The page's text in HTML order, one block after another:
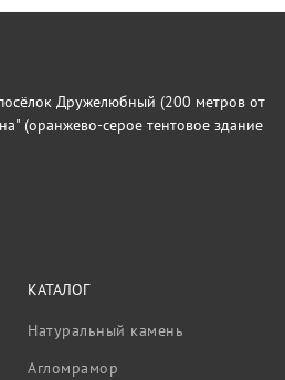
Дружелюбный (200 метров от
(оранжево-серое тентовое здание
КАТАЛОГ
Натуральный камень
Агломрамор